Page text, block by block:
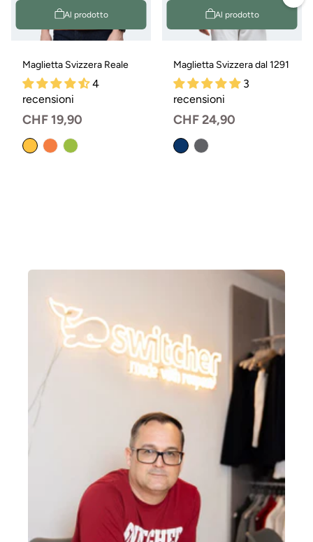
Al prodotto
Maglietta Svizzera Reale
4
recensioni
Prezzo
normale
CHF 19,90
Al prodotto
Maglietta Svizzera dal 1291
3
recensioni
Prezzo
normale
CHF 24,90